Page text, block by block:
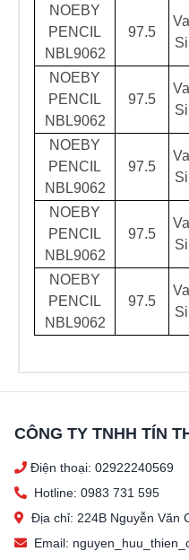
NOEBY
PENCIL
NBL9062
97.5
NOEBY
PENCIL
NBL9062
97.5
NOEBY
PENCIL
NBL9062
97.5
NOEBY
PENCIL
NBL9062
97.5
NOEBY
PENCIL
NBL9062
97.5
CÔNG TY TNHH TÍN
Điện thoại: 02922240569
Hotline: 0983 731 595
Địa chỉ: 224B Nguyễn Văn
Email: